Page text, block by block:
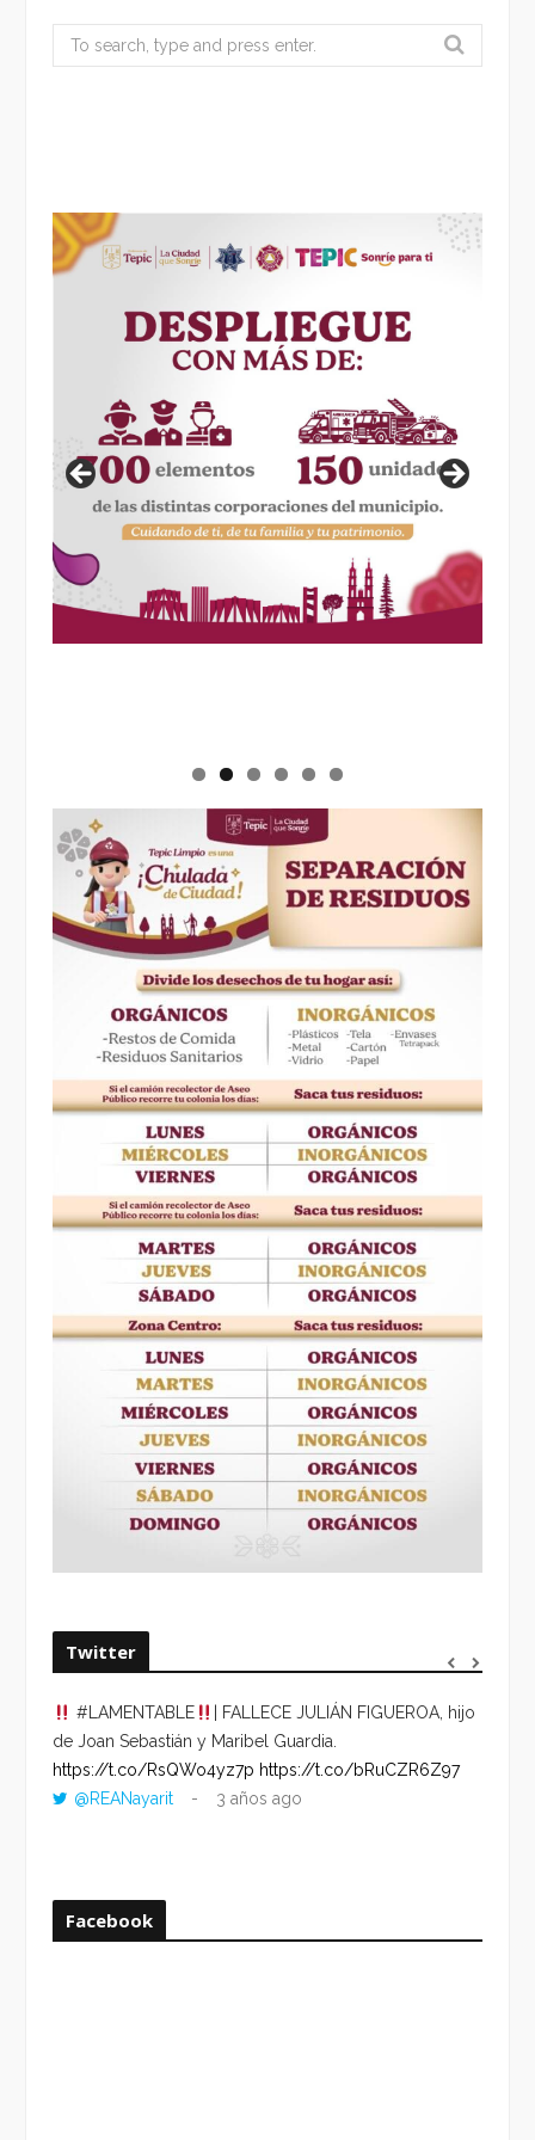
Search
for:
Twitter
#LAMENTABLE
| FALLECE JULIÁN FIGUEROA, hijo
de Joan Sebastián y Maribel Guardia.
https://t.co/RsQWo4yz7p https://t.co/bRuCZR6Z97
@REANayarit
3 años ago
Facebook